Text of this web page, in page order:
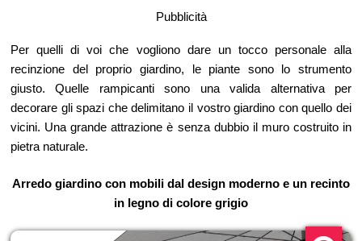
Pubblicità
Per quelli di voi che vogliono dare un tocco personale alla
recinzione del proprio giardino, le piante sono lo strumento
giusto. Quelle rampicanti sono una valida alternativa per
decorare gli spazi che delimitano il vostro giardino con quello dei
vicini. Una grande attrazione è senza dubbio il muro costruito in
pietra naturale.
Arredo giardino con mobili dal design moderno e un recinto
in legno di colore grigio